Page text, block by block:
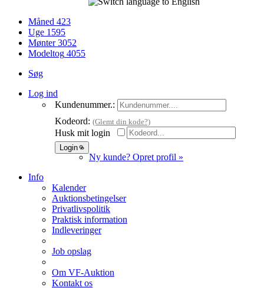
Måned 423
Uge 1595
Mønter 3052
Modeltog 4055
Søg
Log ind
Kundenummer.:
Kodeord: (Glemt din kode?)
Husk mit login
Ny kunde? Opret profil »
Info
Kalender
Auktionsbetingelser
Privatlivspolitik
Praktisk information
Indleveringer
Job opslag
Om VF-Auktion
Kontakt os